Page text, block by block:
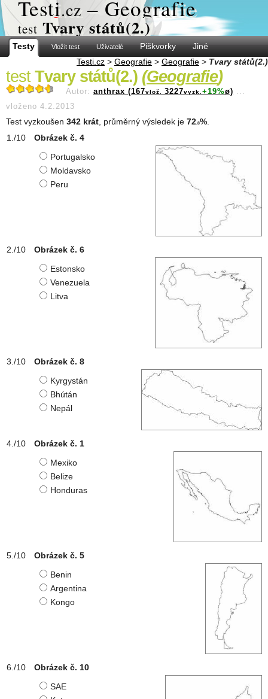
Testi.cz – Geografie
test Tvary států(2.)
Testy Vložit test Uživatelé Piškvorky
Jiné
Testi.cz > Geografie > Geografie > Tvary států(2.)
test Tvary států(2.) (Geografie)
Autor: anthrax (167vlož. 3227vyzk. +19%ø) ...
vloženo 4.2.2013
Test vyzkoušen 342 krát , průměrný výsledek je 72 .8%
Obrázek č. 4
Portugalsko
Moldavsko
Peru
Obrázek č. 6
Estonsko
Venezuela
Litva
Obrázek č. 8
Kyrgystán
Bhútán
Nepál
Obrázek č. 1
Mexiko
Belize
Honduras
Obrázek č. 5
Benin
Argentina
Kongo
Obrázek č. 10
SAE